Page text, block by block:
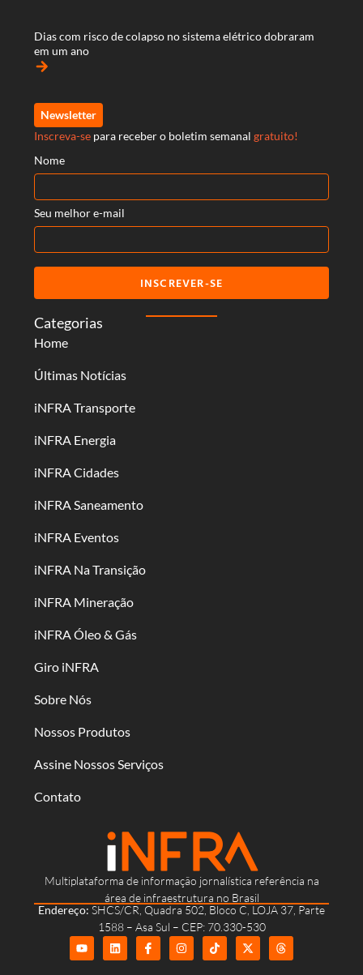
Multiplataforma de informação jornalística referência na
área de infraestrutura no Brasil
Endereço: SHCS/CR, Quadra 502, Bloco C, LOJA 37, Parte
1588 – Asa Sul – CEP: 70.330-530
Categorias
Home
Últimas Notícias
iNFRA Transporte
iNFRA Energia
iNFRA Cidades
iNFRA Saneamento
iNFRA Eventos
iNFRA Na Transição
iNFRA Mineração
iNFRA Óleo & Gás
Giro iNFRA
Sobre Nós
Nossos Produtos
Assine Nossos Serviços
Contato
Dias com risco de colapso no sistema elétrico dobraram
em um ano
arrow_forward
Newsletter
Inscreva-se para receber o boletim semanal gratuito!
Nome
Seu melhor e-mail
INSCREVER-SE